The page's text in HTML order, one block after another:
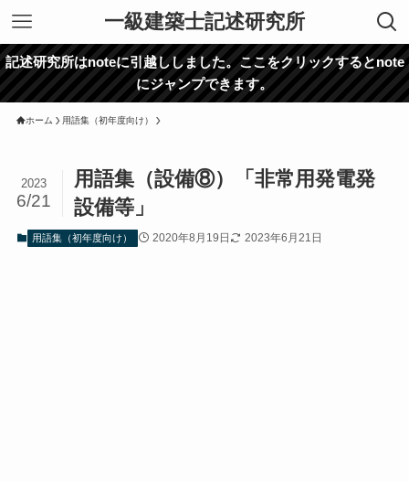
一級建築士記述研究所
記述研究所はnoteに引越ししました。ここをクリックするとnote
にジャンプできます。
ホーム 用語集（初年度向け）
用語集（設備⑧）「非常用発電発
設備等」
2023
6/21
用語集（初年度向け） 2020年8月19日 2023年6月21日